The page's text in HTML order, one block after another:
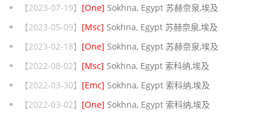
【2023-07-19】 [One] Sokhna, Egypt 苏赫奈泉,埃及
【2023-05-09】 [Msc] Sokhna, Egypt 苏赫奈泉,埃及
【2023-02-18】 [One] Sokhna, Egypt 苏赫奈泉,埃及
【2022-08-02】 [Msc] Sokhna, Egypt 索科纳,埃及
【2022-03-30】 [Emc] Sokhna, Egypt 索科纳,埃及
【2022-03-02】 [One] Sokhna, Egypt 索科纳,埃及